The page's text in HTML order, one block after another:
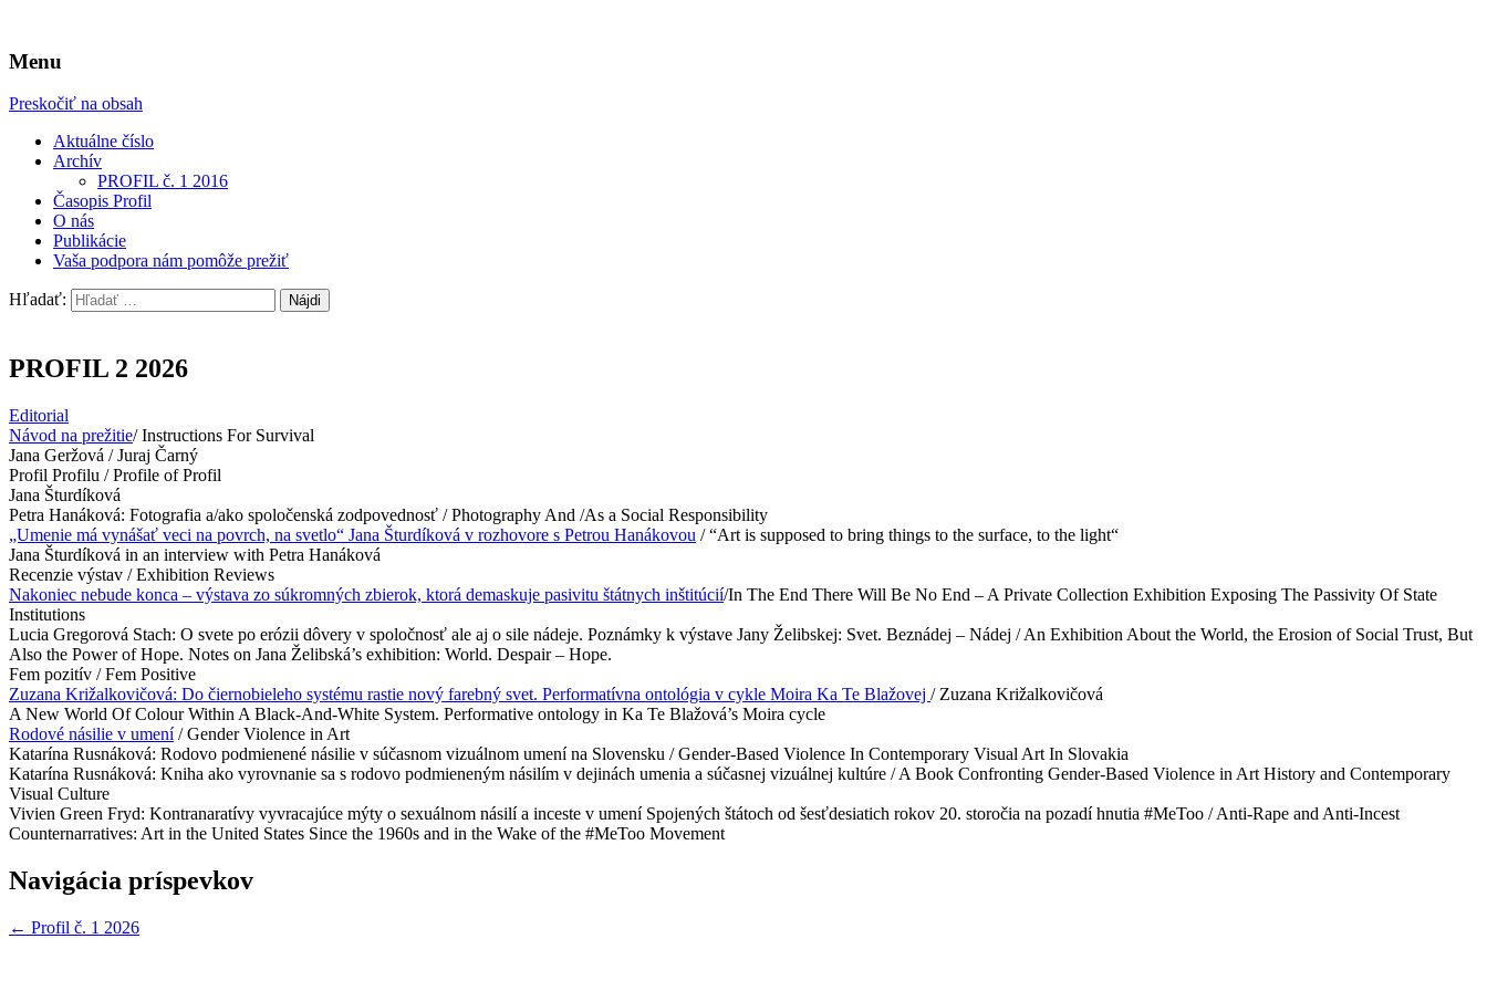
Menu
Preskočiť na obsah
Aktuálne číslo
Archív
PROFIL č. 1 2016
Časopis Profil
O nás
Publikácie
Vaša podpora nám pomôže prežiť
Hľadať:
PROFIL 2 2026
Editorial
Návod na prežitie/ Instructions For Survival
Jana Geržová / Juraj Čarný
Profil Profilu / Profile of Profil
Jana Šturdíková
Petra Hanáková: Fotografia a/ako spoločenská zodpovednosť / Photography And /As a Social Responsibility
„Umenie má vynášať veci na povrch, na svetlo“ Jana Šturdíková v rozhovore s Petrou Hanákovou / “Art is supposed to bring things to the surface, to the light“
Jana Šturdíková in an interview with Petra Hanáková
Recenzie výstav / Exhibition Reviews
Nakoniec nebude konca – výstava zo súkromných zbierok, ktorá demaskuje pasivitu štátnych inštitúcií/In The End There Will Be No End – A Private Collection Exhibition Exposing The Passivity Of State
Institutions
Lucia Gregorová Stach: O svete po erózii dôvery v spoločnosť ale aj o sile nádeje. Poznámky k výstave Jany Želibskej: Svet. Beznádej – Nádej / An Exhibition About the World, the Erosion of Social Trust, But
Also the Power of Hope. Notes on Jana Želibská’s exhibition: World. Despair – Hope.
Fem pozitív / Fem Positive
Zuzana Križalkovičová: Do čiernobieleho systému rastie nový farebný svet. Performatívna ontológia v cykle Moira Ka Te Blažovej / Zuzana Križalkovičová
A New World Of Colour Within A Black-And-White System. Performative ontology in Ka Te Blažová’s Moira cycle
Rodové násilie v umení/ Gender Violence in Art
Katarína Rusnáková: Rodovo podmienené násilie v súčasnom vizuálnom umení na Slovensku / Gender-Based Violence In Contemporary Visual Art In Slovakia
Katarína Rusnáková: Kniha ako vyrovnanie sa s rodovo podmieneným násilím v dejinách umenia a súčasnej vizuálnej kultúre / A Book Confronting Gender-Based Violence in Art History and Contemporary
Visual Culture
Vivien Green Fryd: Kontranaratívy vyvracajúce mýty o sexuálnom násilí a inceste v umení Spojených štátoch od šesťdesiatich rokov 20. storočia na pozadí hnutia #MeToo / Anti-Rape and Anti-Incest
Counternarratives: Art in the United States Since the 1960s and in the Wake of the #MeToo Movement
Navigácia príspevkov
← Profil č. 1 2026